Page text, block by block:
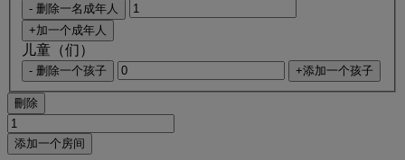
- 删除一名成年人
+加一个成年人
儿童（们）
- 删除一个孩子 +添加一个孩子
刪除
添加一个房间